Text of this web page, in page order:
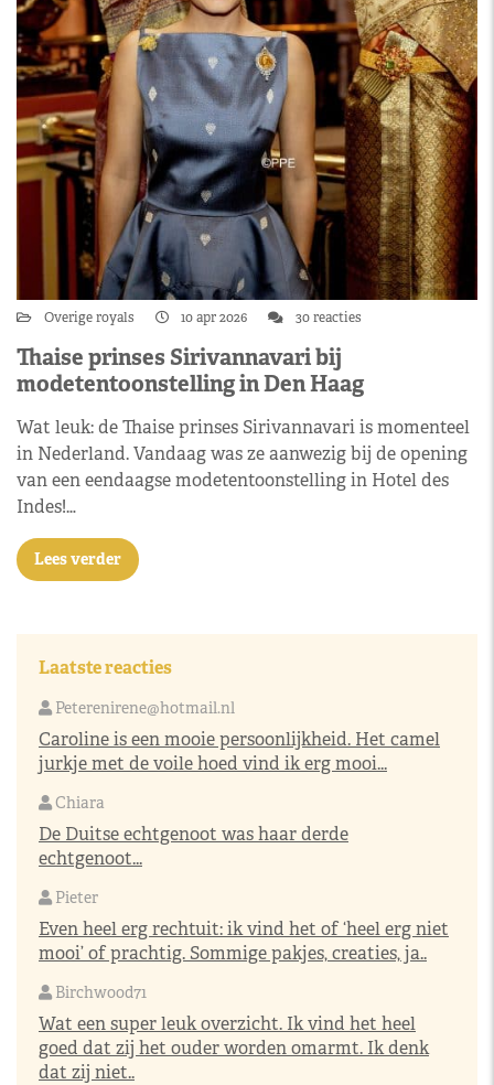
Overige royals 10 apr 2026 30 reacties
Thaise prinses Sirivannavari bij
modetentoonstelling in Den Haag
Wat leuk: de Thaise prinses Sirivannavari is momenteel
in Nederland. Vandaag was ze aanwezig bij de opening
van een eendaagse modetentoonstelling in Hotel des
Indes!…
Lees verder
Laatste reacties
Peterenirene@hotmail.nl
Caroline is een mooie persoonlijkheid. Het camel
jurkje met de voile hoed vind ik erg mooi...
Chiara
De Duitse echtgenoot was haar derde
echtgenoot...
Pieter
Even heel erg rechtuit: ik vind het of ‘heel erg niet
mooi’ of prachtig. Sommige pakjes, creaties, ja..
Birchwood71
Wat een super leuk overzicht. Ik vind het heel
goed dat zij het ouder worden omarmt. Ik denk
dat zij niet..